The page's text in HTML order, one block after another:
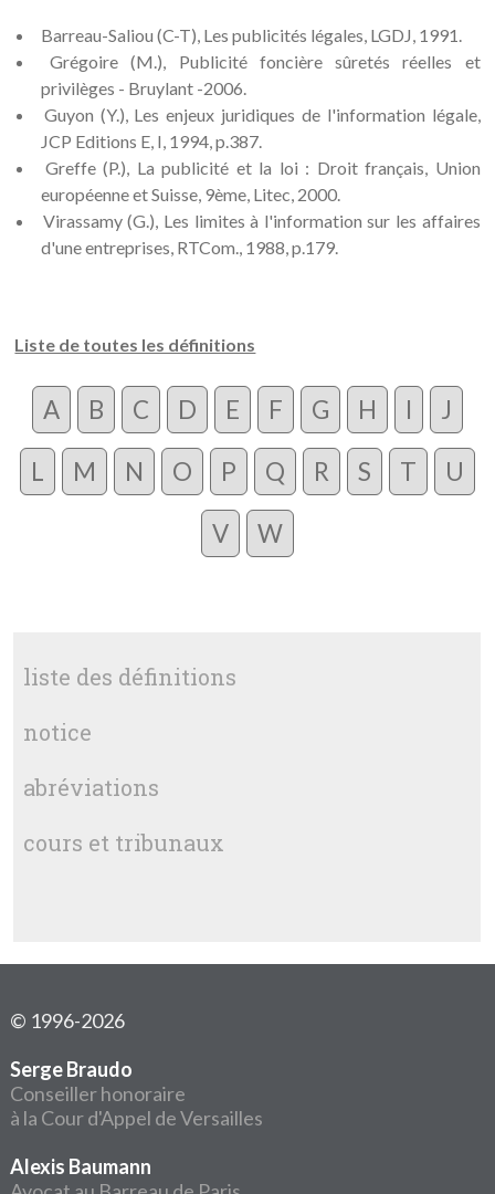
Barreau-Saliou (C-T), Les publicités légales, LGDJ, 1991.
Grégoire (M.), Publicité foncière sûretés réelles et
privilèges - Bruylant -2006.
Guyon (Y.), Les enjeux juridiques de l'information légale,
JCP Editions E, I, 1994, p.387.
Greffe (P.), La publicité et la loi : Droit français, Union
européenne et Suisse, 9ème, Litec, 2000.
Virassamy (G.), Les limites à l'information sur les affaires
d'une entreprises, RTCom., 1988, p.179.
Liste de toutes les définitions
A B C D E F G H I J
L M N O P Q R S T U
V W
liste des définitions
notice
abréviations
cours et tribunaux
© 1996-2026
Serge Braudo
Conseiller honoraire
à la Cour d'Appel de Versailles
Alexis Baumann